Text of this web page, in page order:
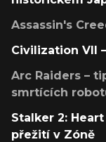
Assassin's
Civilization VII
Arc Raiders –
smrtících
Stalker 2:
přežití v Zóně